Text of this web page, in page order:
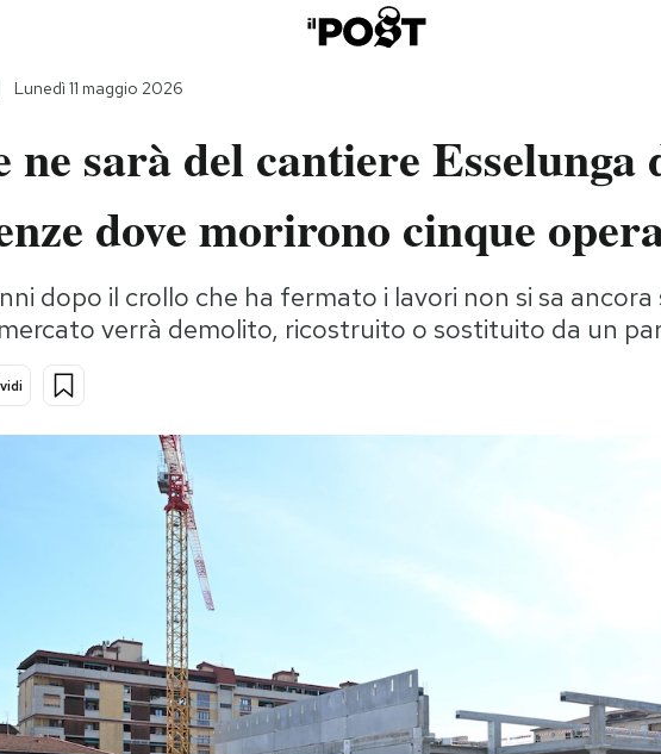
Lunedì 11 maggio 2026
ne sarà del cantiere Esselunga
dove morirono cinque
dopo il crollo che ha fermato i lavori non si sa ancora
verrà demolito, ricostruito o sostituito da un